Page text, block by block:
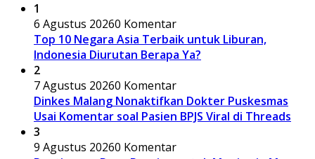
1
6 Agustus 20260 Komentar
Top 10 Negara Asia Terbaik untuk Liburan,
Indonesia Diurutan Berapa Ya?
2
7 Agustus 20260 Komentar
Dinkes Malang Nonaktifkan Dokter Puskesmas
Usai Komentar soal Pasien BPJS Viral di Threads
3
9 Agustus 20260 Komentar